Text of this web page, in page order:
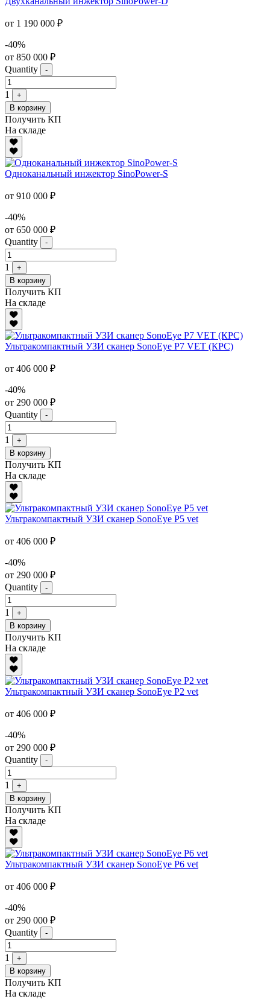
от 1 190 000 ₽
-40%
от 850 000 ₽
Quantity
-
1
+
В корзину
Получить КП
На складе
Одноканальный инжектор SinoPower-S
от 910 000 ₽
-40%
от 650 000 ₽
Quantity
-
1
+
В корзину
Получить КП
На складе
Ультракомпактный УЗИ сканер SonoEye P7 VET (КРС)
от 406 000 ₽
-40%
от 290 000 ₽
Quantity
-
1
+
В корзину
Получить КП
На складе
Ультракомпактный УЗИ сканер SonoEye P5 vet
от 406 000 ₽
-40%
от 290 000 ₽
Quantity
-
1
+
В корзину
Получить КП
На складе
Ультракомпактный УЗИ сканер SonoEye P2 vet
от 406 000 ₽
-40%
от 290 000 ₽
Quantity
-
1
+
В корзину
Получить КП
На складе
Ультракомпактный УЗИ сканер SonoEye P6 vet
от 406 000 ₽
-40%
от 290 000 ₽
Quantity
-
1
+
В корзину
Получить КП
На складе